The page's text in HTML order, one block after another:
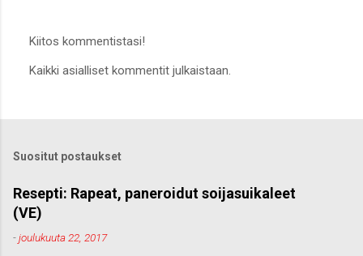
ä
o
m
e
n
t
Kiitos kommentistasi!
Kaikki asialliset kommentit julkaistaan.
Suositut postaukset
Resepti: Rapeat, paneroidut soijasuikaleet
(VE)
-joulukuuta 22, 2017